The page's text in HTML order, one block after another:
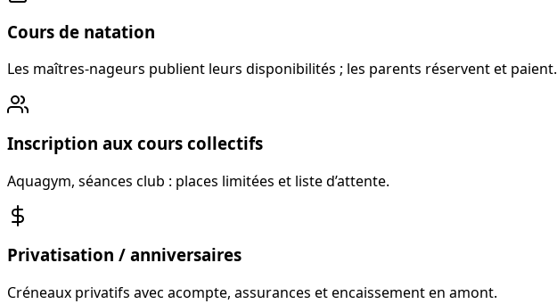
Cours de natation
Les maîtres-nageurs publient leurs disponibilités ; les parents réservent et paient.
Inscription aux cours collectifs
Aquagym, séances club : places limitées et liste d’attente.
Privatisation / anniversaires
Créneaux privatifs avec acompte, assurances et encaissement en amont.